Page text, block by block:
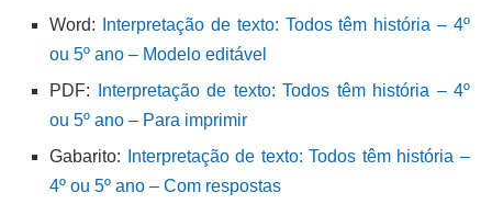
Word:
Interpretação de texto: Todos têm história – 4º
ou 5º ano – Modelo editável
PDF:
Interpretação de texto: Todos têm história – 4º
ou 5º ano – Para imprimir
Gabarito:
Interpretação de texto: Todos têm história –
4º ou 5º ano – Com respostas